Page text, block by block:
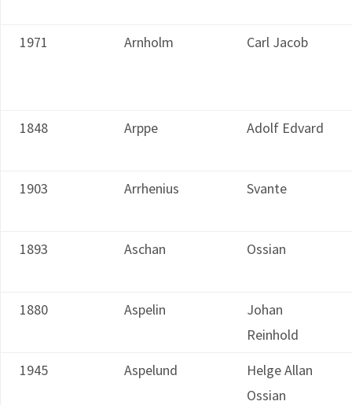
1971 Arnholm Carl Jacob
1848 Arppe Adolf Edvard
1903 Arrhenius Svante
1893 Aschan Ossian
1880 Aspelin
Johan
Reinhold
1945
Aspelund
Helge Allan
Ossian